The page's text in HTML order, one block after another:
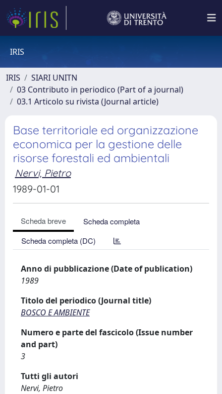
IRIS
IRIS
SIARI UNITN
03 Contributo in periodico (Part of a journal)
03.1 Articolo su rivista (Journal article)
Base territoriale ed organizzazione
economica per la gestione delle
risorse forestali ed ambientali
Nervi, Pietro
1989-01-01
Scheda breve
Scheda completa
Scheda completa (DC)
Anno di pubblicazione (Date of publication)
1989
Titolo del periodico (Journal title)
BOSCO E AMBIENTE
Numero e parte del fascicolo (Issue number
and part)
3
Tutti gli autori
Nervi, Pietro